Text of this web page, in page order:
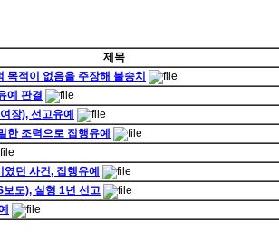
제목
적이 없음을 주장해 불송치
예 판결
장), 선고유예
한 조력으로 집행유예
던 사건, 집행유예
도), 실형 1년 선고